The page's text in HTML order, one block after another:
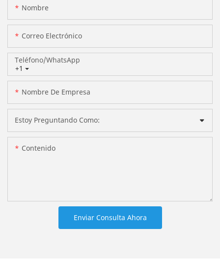
Nombre
Correo Electrónico
+1
Teléfono/WhatsApp
Nombre De Empresa
Estoy Preguntando Como:
Contenido
Enviar Consulta Ahora